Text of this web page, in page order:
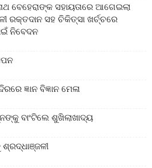
ବେହେରାଙ୍କ ସହାୟତାରେ ଆଗେଇଲା
ରକ୍ତଦାନ ସହ ଚିକିତ୍ସା ଖର୍ଚ୍ଚରେ
ନିବେଦନ
ଜ୍ଞାନ ବିଜ୍ଞାନ ମେଳା
ବାଂଟିଲେ ଶୁଖିଲାଖାଦ୍ୟ
ଶ୍ରଦ୍ଧାଞ୍ଜଳୀ